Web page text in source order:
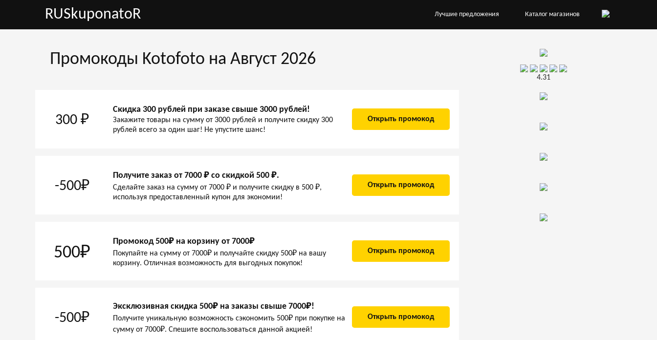
RUSkuponatoR Лучшие предложения Каталог магазинов
Промокоды Kotofoto на Август 2026
300 ₽
Скидка 300 рублей при заказе свыше 3000 рублей!
Закажите товары на сумму от 3000 рублей и получите скидку 300
рублей всего за один шаг! Не упустите шанс!
Открыть промокод
-500₽
Получите заказ от 7000 ₽ со скидкой 500 ₽.
Сделайте заказ на сумму от 7000 ₽ и получите скидку в 500 ₽,
используя предоставленный купон для экономии!
Открыть промокод
500₽
Промокод 500₽ на корзину от 7000₽
Покупайте на сумму от 7000₽ и получайте скидку 500₽ на вашу
корзину. Отличная возможность для выгодных покупок!
Открыть промокод
-500₽
Эксклюзивная скидка 500₽ на заказы свыше 7000₽!
Получите уникальную возможность сэкономить 500₽ при покупке на
сумму от 7000₽. Спешите воспользоваться данной акцией!
Открыть промокод
4.31